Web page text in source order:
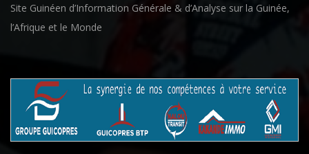
Site Guinéen d’Information Générale & d’Analyse sur la Guinée,
l’Afrique et le Monde